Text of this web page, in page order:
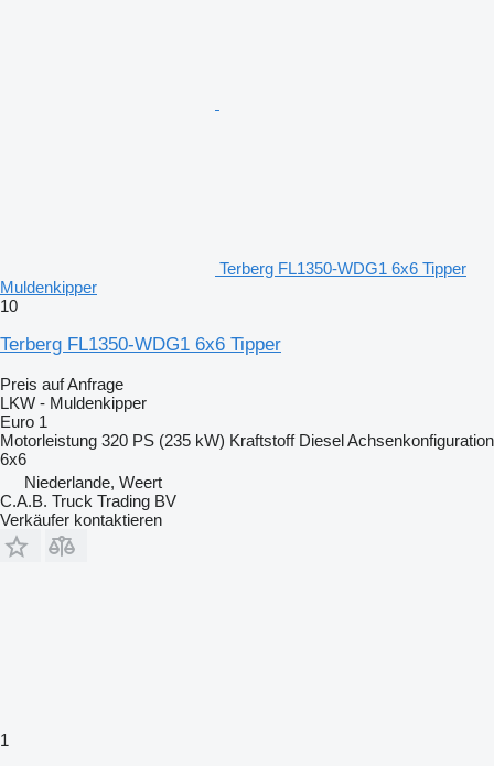
Terberg FL1350-WDG1 6x6 Tipper
Muldenkipper
10
Terberg FL1350-WDG1 6x6 Tipper
Preis auf Anfrage
LKW - Muldenkipper
Euro 1
Motorleistung 320 PS (235 kW) Kraftstoff DieselAchsenkonfiguration
6x6
Niederlande, Weert
C.A.B. Truck Trading BV
Verkäufer kontaktieren
1